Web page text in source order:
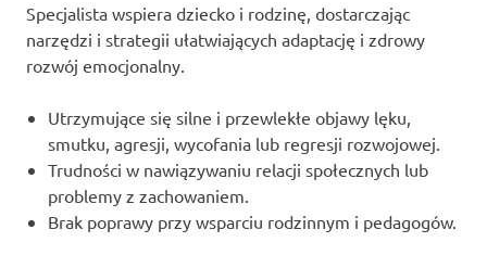
Specjalista wspiera dziecko i rodzinę, dostarczając
narzędzi i strategii ułatwiających adaptację i zdrowy
rozwój emocjonalny.
Utrzymujące się silne i przewlekłe objawy lęku,
smutku, agresji, wycofania lub regresji rozwojowej.
Trudności w nawiązywaniu relacji społecznych lub
problemy z zachowaniem.
Brak poprawy przy wsparciu rodzinnym i pedagogów.